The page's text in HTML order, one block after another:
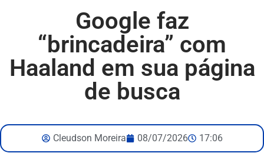
Google faz
“brincadeira” com
Haaland em sua página
de busca
Cleudson Moreira 08/07/2026 17:06